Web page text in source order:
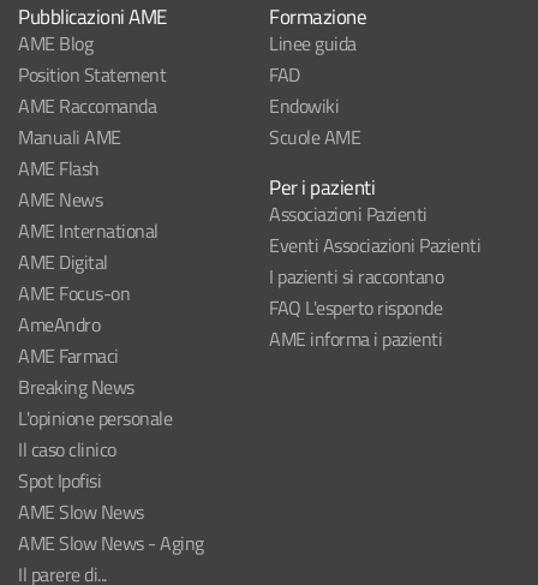
Pubblicazioni AME
AME Blog
Position Statement
AME Raccomanda
Manuali AME
AME Flash
AME News
AME International
AME Digital
AME Focus-on
AmeAndro
AME Farmaci
Breaking News
L'opinione personale
Il caso clinico
Spot Ipofisi
AME Slow News
AME Slow News - Aging
Il parere di...
Formazione
Linee guida
FAD
Endowiki
Scuole AME
Per i pazienti
Associazioni Pazienti
Eventi Associazioni Pazienti
I pazienti si raccontano
FAQ L'esperto risponde
AME informa i pazienti